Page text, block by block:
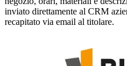
inviato direttamente al CRM
recapitato via email al titolare.